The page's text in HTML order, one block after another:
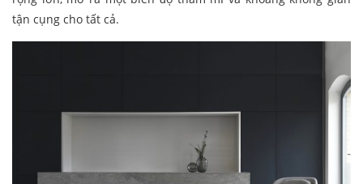
tận cụng cho tất cả.